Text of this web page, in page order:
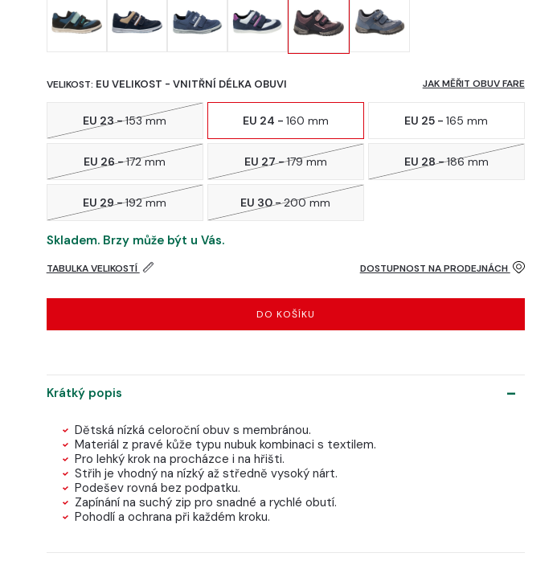
VELIKOST: EU VELIKOST - VNITŘNÍ DÉLKA OBUVI JAK MĚŘIT OBUV FARE
EU 23 -153 mm EU 24 - 160 mm EU 25 -165 mm
EU 26 -172 mm EU 27 -179 mm EU 28 -186 mm
EU 29 -192 mm EU 30 -200 mm
Skladem. Brzy může být u Vás.
TABULKA VELIKOSTÍ DOSTUPNOST NA PRODEJNÁCH
DO KOŠÍKU
Krátký popis
Dětská nízká celoroční obuv s membránou.
Materiál z pravé kůže typu nubuk kombinaci s textilem.
Pro lehký krok na procházce i na hřišti.
Střih je vhodný na nízký až středně vysoký nárt.
Podešev rovná bez podpatku.
Zapínání na suchý zip pro snadné a rychlé obutí.
Pohodlí a ochrana při každém kroku.